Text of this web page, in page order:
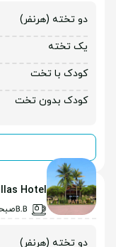
دو تخته (هرنفر)
یک تخته
کودک با تخت
کودک بدون تخت
Hotel
دو تخته (هرنفر)